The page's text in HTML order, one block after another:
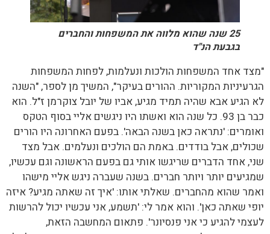
25 שנה שהוא מלווה את המשפחות והחברים
בגבעת הנ"ד
"מצד אחד המשפחות הולכות ונעלמות, לפחות המשפחות
הגרעיניות המקוריות. ההורים בעיקר", המשיך מן לספר, "השנה
לא הגיע אבא שהיה תמיד מגיע, אביו של יובל צוקרמן ז"ל. הוא
כבר בן 93. כל שנה הוא ואשתו היו ניגשים אליי בסוף הטקס
ואומרים: 'נתראה כאן בשנה הבאה'. בפעם האחרונה היו הורים
שכולים, אבל בודדים. באמת הם הולכים ונעלמים. אבל מצד
שני, אחד הדברים שריגשו אותי גם בפעם הראשונה וגם עכשיו,
שמגיעים יותר ויותר חברים. בשנה שעברה ניגש אליי מישהו
ואמר שהוא מהחברים. שאלתי אותו: 'איך זה שאתה מגיע? איזה
יופי שאתה כאן'. והוא אמר לי: 'תשמע, אני עכשיו יכול להרשות
לעצמי להגיע כי אני פנסיונר'. פתאום המחשבה הזאת,